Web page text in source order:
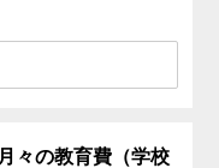
々の教育費（学校